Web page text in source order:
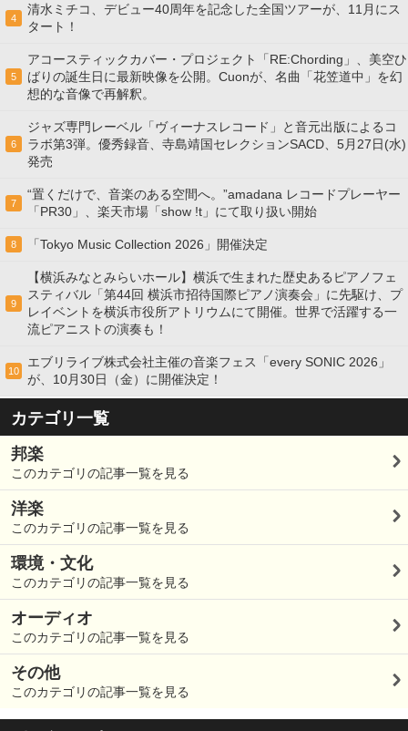
4
清水ミチコ、デビュー40周年を記念した全国ツアーが、11月にス
タート！
5
アコースティックカバー・プロジェクト「RE:Chording」、美空ひ
ばりの誕生日に最新映像を公開。Cuonが、名曲「花笠道中」を幻
想的な音像で再解釈。
6
ジャズ専門レーベル「ヴィーナスレコード」と音元出版によるコ
ラボ第3弾。優秀録音、寺島靖国セレクションSACD、5月27日(水)
発売
7
“置くだけで、音楽のある空間へ。”amadana レコードプレーヤー
「PR30」、楽天市場「show !t」にて取り扱い開始
8 「Tokyo Music Collection 2026」開催決定
9
【横浜みなとみらいホール】横浜で生まれた歴史あるピアノフェ
スティバル「第44回 横浜市招待国際ピアノ演奏会」に先駆け、プ
レイベントを横浜市役所アトリウムにて開催。世界で活躍する一
流ピアニストの演奏も！
10
エブリライブ株式会社主催の音楽フェス「every SONIC 2026」
が、10月30日（金）に開催決定！
カテゴリ一覧
邦楽
このカテゴリの記事一覧を見る
洋楽
このカテゴリの記事一覧を見る
環境・文化
このカテゴリの記事一覧を見る
オーディオ
このカテゴリの記事一覧を見る
その他
このカテゴリの記事一覧を見る